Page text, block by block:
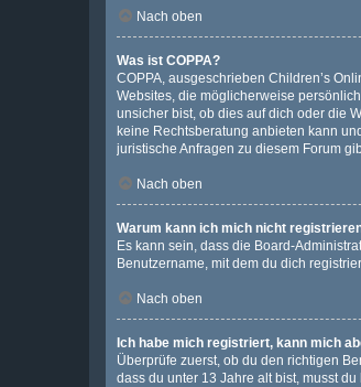
Nach oben
Was ist COPPA?
COPPA, ausgeschrieben Children’s
Websites, die möglicherweise
unsicher bist, ob dies auf dich oder die
keine Rechtsberatung anbieten kann
juristische Anfragen zu diesem Forum
Nach oben
Warum kann ich mich nicht
Es kann sein, dass die Board-
Benutzername, mit dem du dich
Nach oben
Ich habe mich registriert, kann mich
Überprüfe zuerst, ob du den richtigen
dass du unter 13 Jahre alt bist, musst